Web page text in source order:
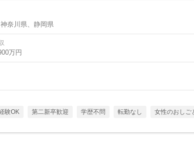
奈川県、静岡県
万円
験OK 第二新卒歓迎 学歴不問 転勤なし 女性のおしご